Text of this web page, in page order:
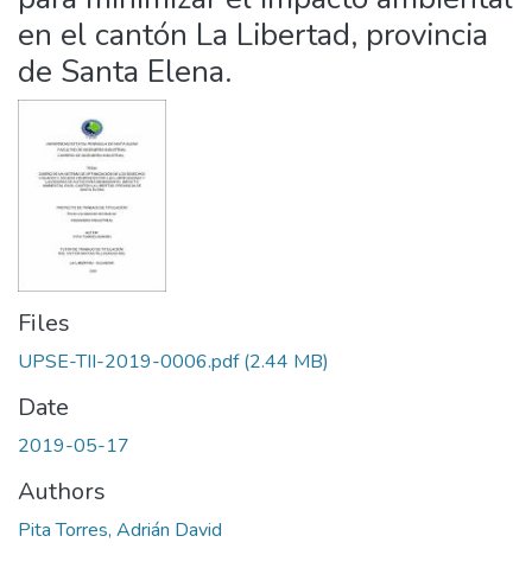
en el cantón La Libertad, provincia
de Santa Elena.
Files
UPSE-TII-2019-0006.pdf(2.44 MB)
Date
2019-05-17
Authors
Pita Torres, Adrián David